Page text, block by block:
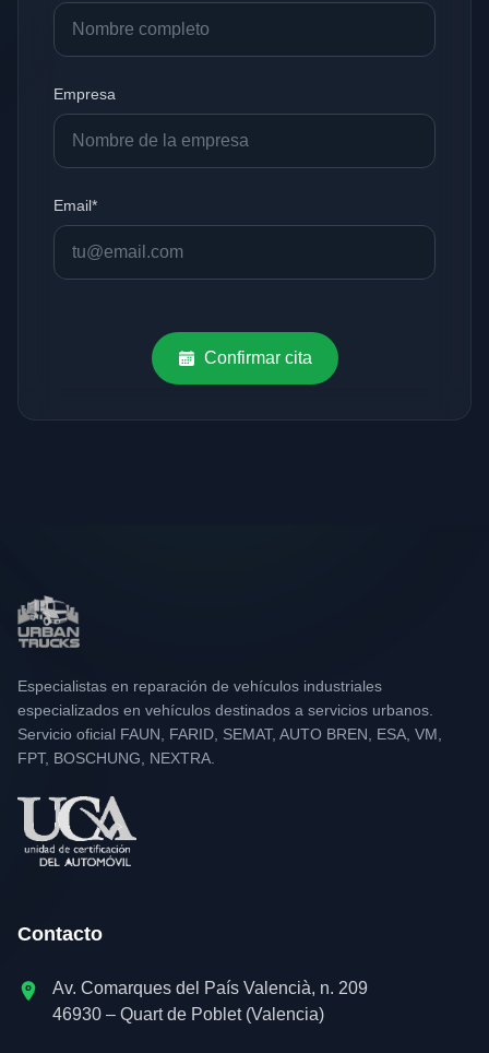
Empresa
Email*
Confirmar cita
Especialistas en reparación de vehículos industriales
especializados en vehículos destinados a servicios urbanos.
Servicio oficial FAUN, FARID, SEMAT, AUTO BREN, ESA, VM,
FPT, BOSCHUNG, NEXTRA.
Contacto
Av. Comarques del País Valencià, n. 209
46930 – Quart de Poblet (Valencia)